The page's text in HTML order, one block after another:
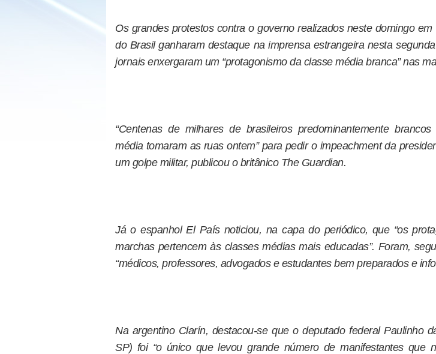
Os grandes protestos contra o governo realizados neste domingo em
do Brasil ganharam destaque na imprensa estrangeira nesta
jornais enxergaram um “protagonismo da classe média branca” nas
“Centenas de milhares de brasileiros predominantemente
média tomaram as ruas ontem” para pedir o impeachment da
um golpe militar, publicou o britânico The Guardian.
Já o espanhol El País noticiou, na capa do periódico, que “os
marchas pertencem às classes médias mais educadas”. Foram,
“médicos, professores, advogados e estudantes bem preparados e
Na argentino Clarín, destacou-se que o deputado federal Paulinho
SP) foi “o único que levou grande número de manifestantes que